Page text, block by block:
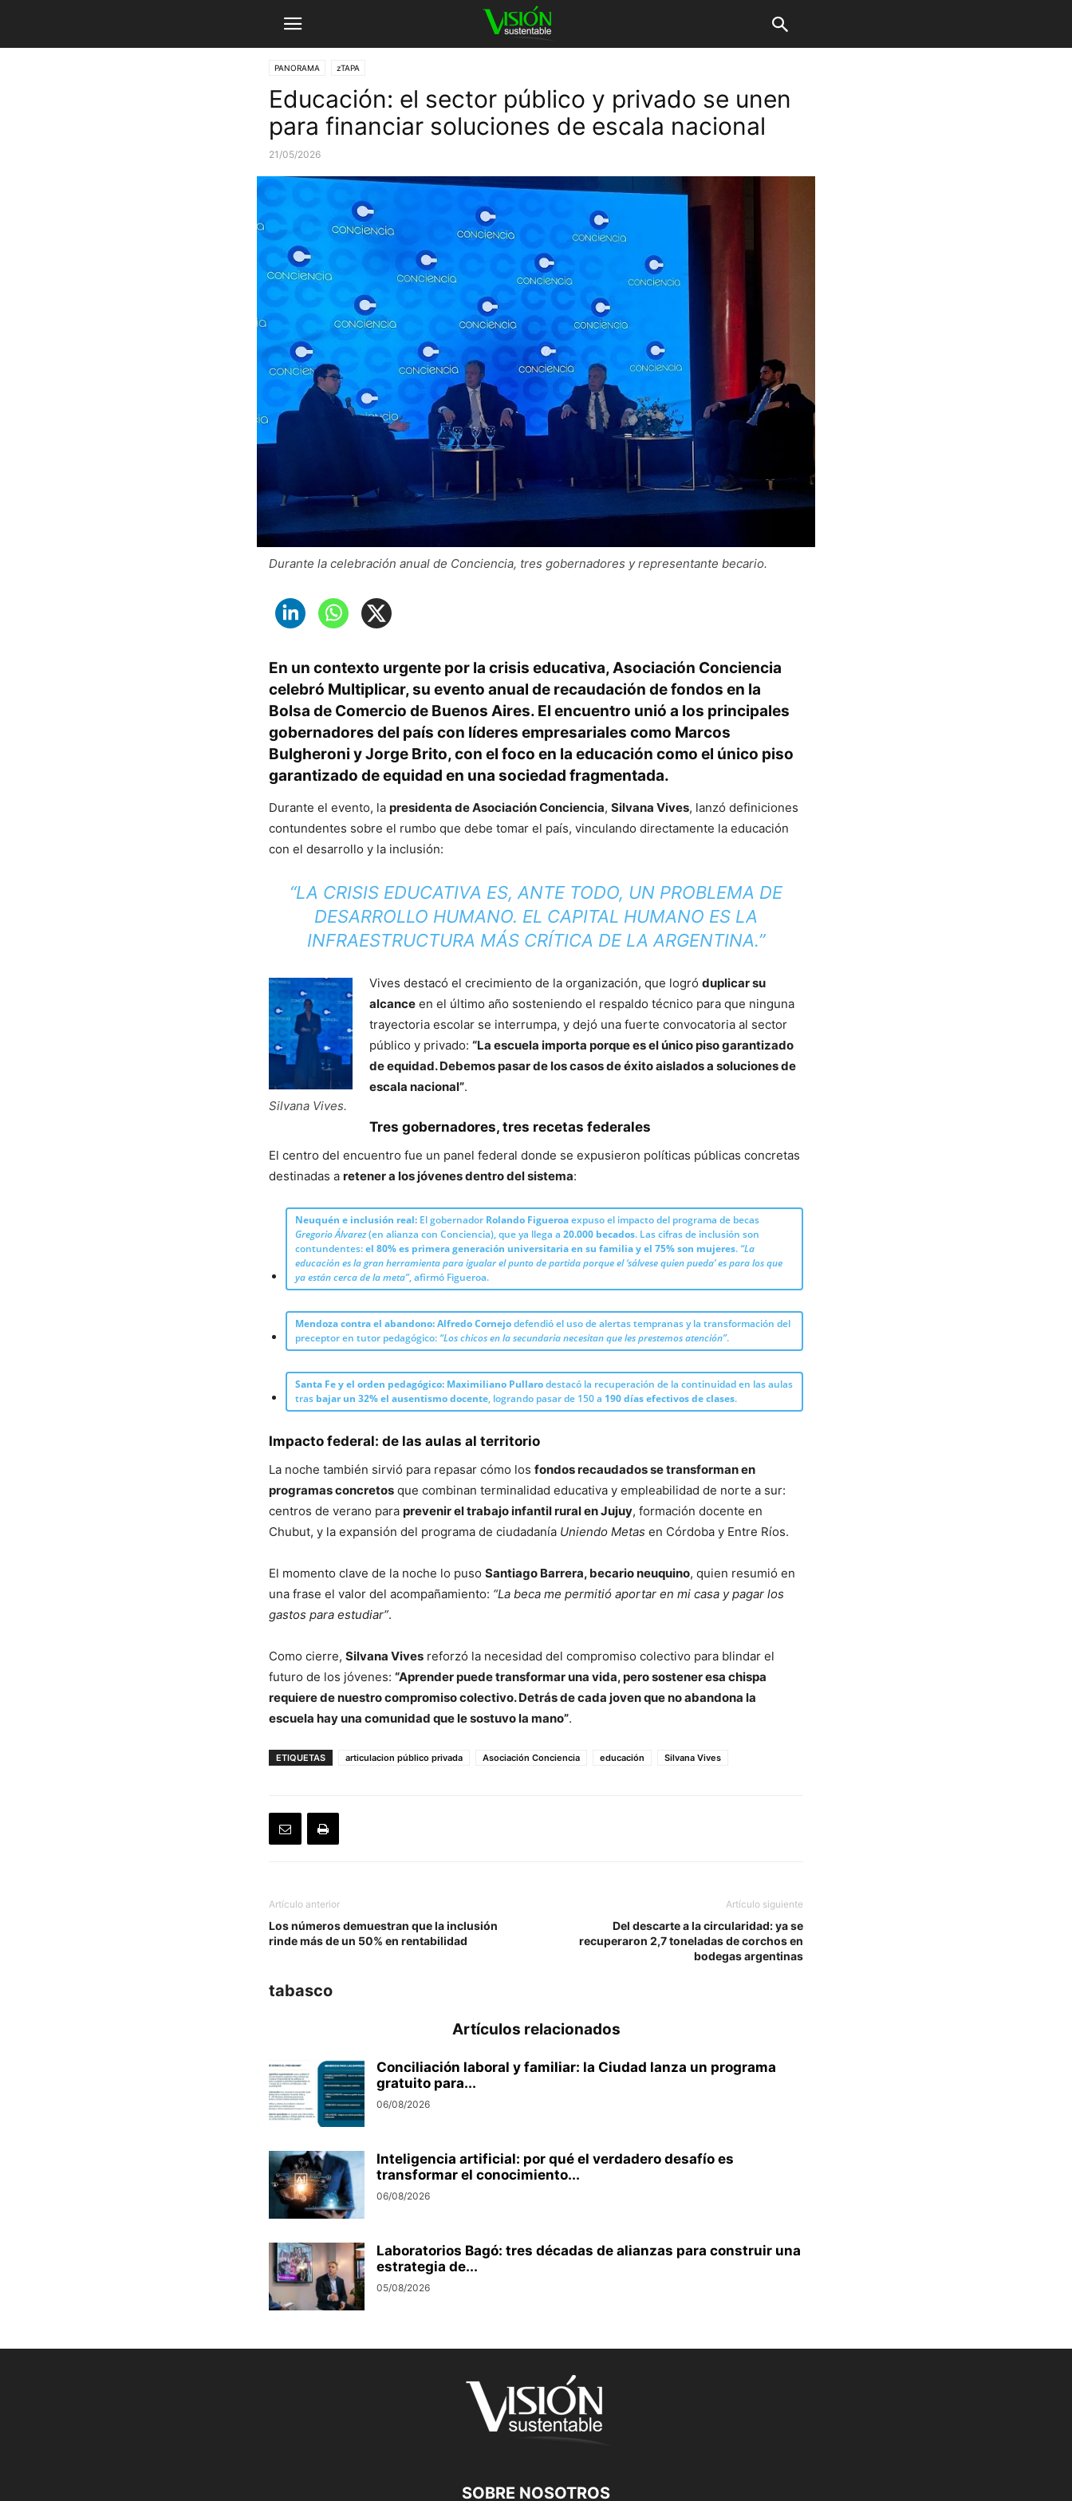
PANORAMA zTAPA
Educación: el sector público y privado se unen
para financiar soluciones de escala nacional
21/05/2026
Durante la celebración anual de Conciencia, tres gobernadores y representante becario.
En un contexto urgente por la crisis educativa,Asociación Conciencia
celebró Multiplicar, su evento anual de recaudación de fondos en la
Bolsa de Comercio de Buenos Aires. El encuentro unió a los principales
gobernadores del país con líderes empresariales como Marcos
Bulgheroni y Jorge Brito, con el foco en la educación como el único piso
garantizado de equidad en una sociedad fragmentada.
Durante el evento, la presidenta de Asociación Conciencia, Silvana Vives, lanzó definiciones
contundentes sobre el rumbo que debe tomar el país, vinculando directamente la educación
con el desarrollo y la inclusión:
“LA CRISIS EDUCATIVA ES, ANTE TODO, UN PROBLEMA DE
DESARROLLO HUMANO. EL CAPITAL HUMANO ES LA
INFRAESTRUCTURA MÁS CRÍTICA DE LA ARGENTINA.”
Silvana Vives.
Vives destacó el crecimiento de la organización, que logró duplicar su
alcance en el último año sosteniendo el respaldo técnico para que ninguna
trayectoria escolar se interrumpa, y dejó una fuerte convocatoria al sector
público y privado: “La escuela importa porque es el único piso garantizado
de equidad. Debemos pasar de los casos de éxito aislados a soluciones de
escala nacional”.
Tres gobernadores, tres recetas federales
El centro del encuentro fue un panel federal donde se expusieron políticas públicas concretas
destinadas a retener a los jóvenes dentro del sistema:
Neuquén e inclusión real: El gobernador Rolando Figueroaexpuso el impacto del programa de becas
Gregorio Álvarez(en alianza con Conciencia), que ya llega a 20.000 becados. Las cifras de inclusión son
contundentes:el 80% es primera generación universitaria en su familia y el 75% son mujeres. “La
educación es la gran herramienta para igualar el punto de partida porque el ‘sálvese quien pueda’ es para los que
ya están cerca de la meta”, afirmó Figueroa.
Mendoza contra el abandono:Alfredo Cornejodefendió el uso de alertas tempranas y la transformación del
preceptor en tutor pedagógico: “Los chicos en la secundaria necesitan que les prestemos atención”.
Santa Fe y el orden pedagógico: Maximiliano Pullarodestacó la recuperación de la continuidad en las aulas
tras bajar un 32% el ausentismo docente, logrando pasar de 150 a 190 días efectivos de clases.
Impacto federal: de las aulas al territorio
La noche también sirvió para repasar cómo los fondos recaudados se transforman en
programas concretos que combinan terminalidad educativa y empleabilidad de norte a sur:
centros de verano para prevenir el trabajo infantil rural en Jujuy, formación docente en
Chubut, y la expansión del programa de ciudadanía Uniendo Metas en Córdoba y Entre Ríos.
El momento clave de la noche lo puso Santiago Barrera, becario neuquino, quien resumió en
una frase el valor del acompañamiento: “La beca me permitió aportar en mi casa y pagar los
gastos para estudiar”.
Como cierre, Silvana Vives reforzó la necesidad del compromiso colectivo para blindar el
futuro de los jóvenes: “Aprender puede transformar una vida, pero sostener esa chispa
requiere de nuestro compromiso colectivo. Detrás de cada joven que no abandona la
escuela hay una comunidad que le sostuvo la mano”.
ETIQUETAS articulacion público privada Asociación Conciencia educación Silvana Vives
Artículo anterior
Los números demuestran que la inclusión
rinde más de un 50% en rentabilidad
Artículo siguiente
Del descarte a la circularidad: ya se
recuperaron 2,7 toneladas de corchos en
bodegas argentinas
tabasco
Artículos relacionados
Conciliación laboral y familiar: la Ciudad lanza un programa
gratuito para...
06/08/2026
Inteligencia artificial: por qué el verdadero desafío es
transformar el conocimiento...
06/08/2026
Laboratorios Bagó: tres décadas de alianzas para construir una
estrategia de...
05/08/2026
SOBRE NOSOTROS